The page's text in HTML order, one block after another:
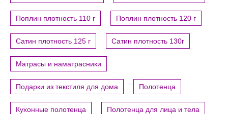
Поплин плотность 110 г Поплин плотность 120 г
Сатин плотность 125 г Сатин плотность 130г
Матрасы и наматрасники
Подарки из текстиля для дома Полотенца
Кухонные полотенца Полотенца для лица и тела